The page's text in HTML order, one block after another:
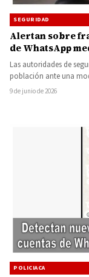
SEGURIDAD
Alertan sobre
de WhatsApp
Las autoridades de
población ante una
9 de junio de 2026
POLICIACA